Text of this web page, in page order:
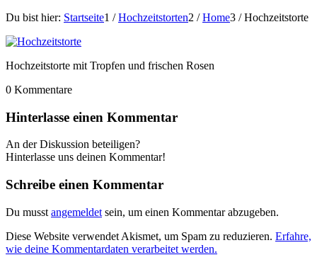
Du bist hier: Startseite1 / Hochzeitstorten2 / Home3 / Hochzeitstorte
Hochzeitstorte mit Tropfen und frischen Rosen
0 Kommentare
Hinterlasse einen Kommentar
An der Diskussion beteiligen?
Hinterlasse uns deinen Kommentar!
Schreibe einen Kommentar
Du musst angemeldet sein, um einen Kommentar abzugeben.
Diese Website verwendet Akismet, um Spam zu reduzieren. Erfahre,
wie deine Kommentardaten verarbeitet werden.